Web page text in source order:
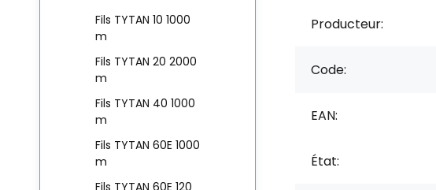
Producteur:
Code:
EAN:
État:
Fils TYTAN 10 1000
m
Fils TYTAN 20 2000
m
Fils TYTAN 40 1000
m
Fils TYTAN 60E 1000
m
Fils TYTAN 60E 120